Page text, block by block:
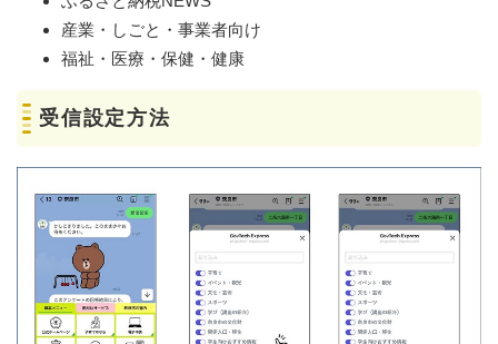
産業・しごと・事業者向け
福祉・医療・保健・健康
受信設定方法